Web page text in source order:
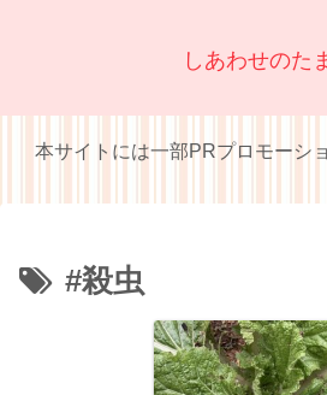
しあわせのた
本サイトには一部PRプロモーシ
#殺虫